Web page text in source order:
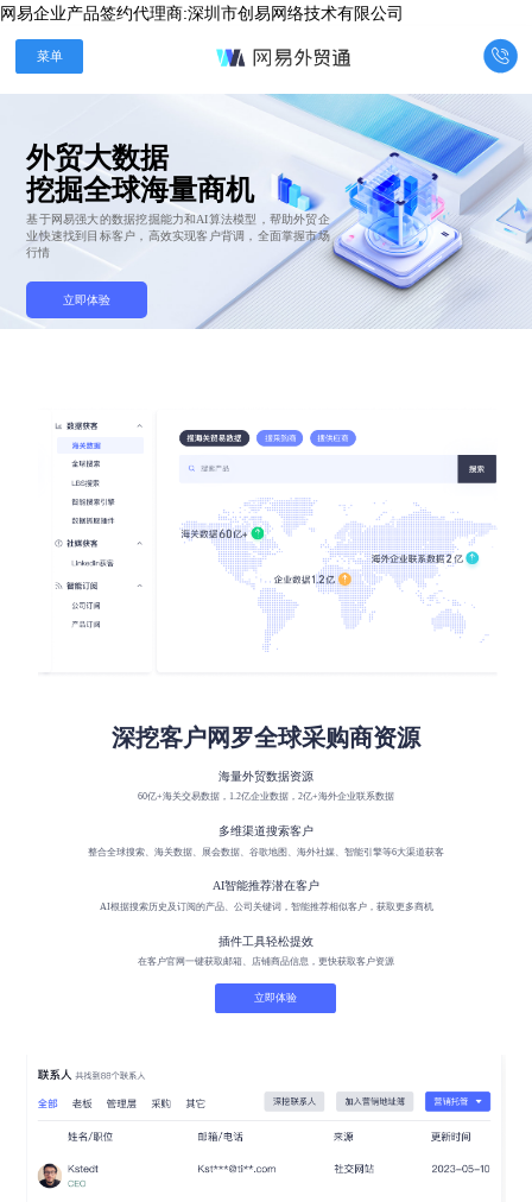
网易企业产品签约代理商:深圳市创易网络技术有限公司
菜单 
外贸大数据
挖掘全球海量商机
基于网易强大的数据挖掘能力和AI算法模型，帮助外贸企
业快速找到目标客户，高效实现客户背调，全面掌握市场
行情​
立即体验
深挖客户网罗全球采购商资源
海量外贸数据资源
60亿+海关交易数据，1.2亿企业数据，2亿+海外企业联系数据
多维渠道搜索客户
整合全球搜索、海关数据、展会数据、谷歌地图、海外社媒、智能引擎等6大渠道获客
AI智能推荐潜在客户
AI根据搜索历史及订阅的产品、公司关键词，智能推荐相似客户，获取更多商机
插件工具轻松提效
在客户官网一键获取邮箱、店铺商品信息，更快获取客户资源
立即体验